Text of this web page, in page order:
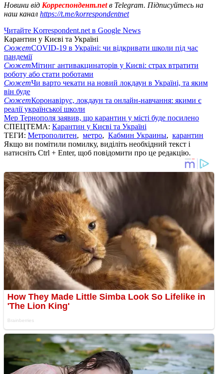
Новини від Корреспондент.netв Telegram. Підписуйтесь на
наш канал https://t.me/korrespondentnet
Читайте Korrespondent.net в Google News
Карантин у Києві та Україні
СюжетCOVID-19 в Україні: чи відкривати школи під час
пандемії
СюжетМітинг антивакцинаторів у Києві: страх втратити
роботу або стати роботами
СюжетЧи варто чекати на новий локдаун в Україні, та яким
він буде
СюжетКоронавірус, локдаун та онлайн-навчання: якими є
реалії української школи
Мер Тернополя заявив, що карантин у місті буде посилено
СПЕЦТЕМА: Карантин у Києві та Україні
ТЕГИ: Метрополитен, метро, Кабмин Украины, карантин
Якщо ви помітили помилку, виділіть необхідний текст і
натисніть Ctrl + Enter, щоб повідомити про це редакцію.